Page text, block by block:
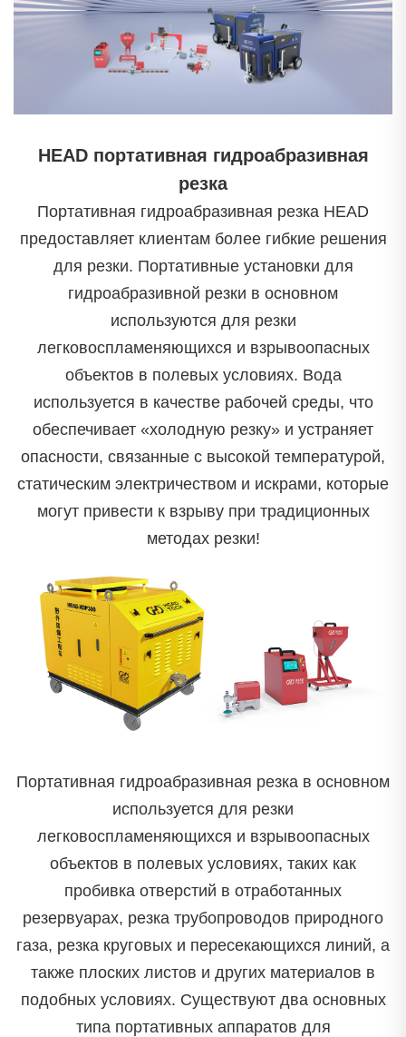
HEAD портативная гидроабразивная
резка
Портативная гидроабразивная резка HEAD
предоставляет клиентам более гибкие решения
для резки. Портативные установки для
гидроабразивной резки в основном
используются для резки
легковоспламеняющихся и взрывоопасных
объектов в полевых условиях. Вода
используется в качестве рабочей среды, что
обеспечивает «холодную резку» и устраняет
опасности, связанные с высокой температурой,
статическим электричеством и искрами, которые
могут привести к взрыву при традиционных
методах резки!
Портативная гидроабразивная резка в основном
используется для резки
легковоспламеняющихся и взрывоопасных
объектов в полевых условиях, таких как
пробивка отверстий в отработанных
резервуарах, резка трубопроводов природного
газа, резка круговых и пересекающихся линий, а
также плоских листов и других материалов в
подобных условиях. Существуют два основных
типа портативных аппаратов для